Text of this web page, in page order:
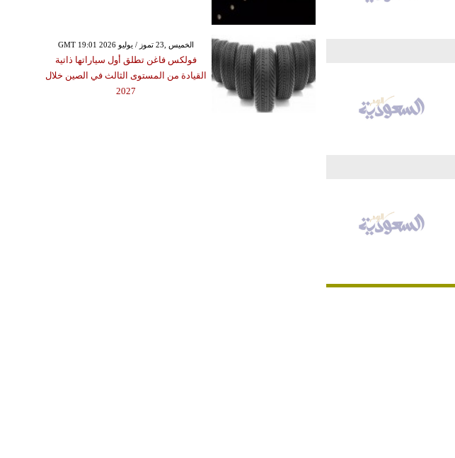
GMT 19:01 2026 الخميس ,23 تموز / يوليو
فولكس فاغن تطلق أول سياراتها ذاتية
القيادة من المستوى الثالث في الصين خلال
2027